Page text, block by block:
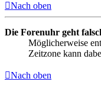
Nach oben
Die Forenuhr geht
Möglicherweise
Zeitzone kann
Nach oben